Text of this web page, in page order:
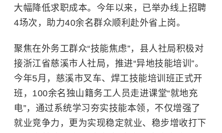
大幅降低求职成本。今年以来，已举办线上招聘
4场次，助力40余名群众顺利赴外省上岗。
聚焦在外务工群众“技能焦虑”，县人社局积极对
接浙江省慈溪市人社局，推进“异地技能培训”。
今年5月，慈溪市叉车、焊工技能培训班正式开
班，100余名独山籍务工人员走进课堂“就地充
电”，通过系统学习夯实技能本领，不仅增强了
就业竞争力，更为实现稳定就业、稳步增收打下